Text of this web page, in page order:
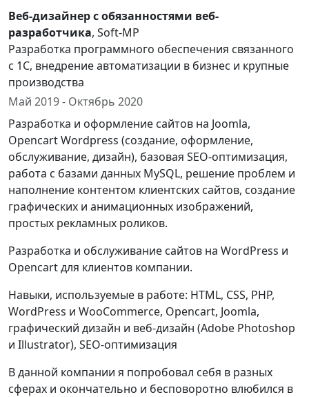
Веб-дизайнер с обязанностями веб-
разработчика, Soft-MP
Разработка программного обеспечения связанного
с 1С, внедрение автоматизации в бизнес и крупные
производства
Май 2019 - Октябрь 2020
Разработка и оформление сайтов на Joomla,
Opencart Wordpress (создание, оформление,
обслуживание, дизайн), базовая SEO-оптимизация,
работа с базами данных MySQL, решение проблем и
наполнение контентом клиентских сайтов, создание
графических и анимационных изображений,
простых рекламных роликов.
Разработка и обслуживание сайтов на WordPress и
Opencart для клиентов компании.
Навыки, используемые в работе: HTML, CSS, PHP,
WordPress и WooCommerce, Opencart, Joomla,
графический дизайн и веб-дизайн (Adobe Photoshop
и Illustrator), SEO-оптимизация
В данной компании я попробовал себя в разных
сферах и окончательно и бесповоротно влюбился в